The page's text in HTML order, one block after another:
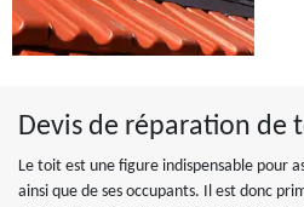
Devis de réparation de
Le toit est une figure indispensable pour
ainsi que de ses occupants. Il est donc